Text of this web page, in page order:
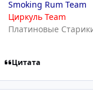
Smoking Rum Team
Циркуль Team
Платиновые
Цитата